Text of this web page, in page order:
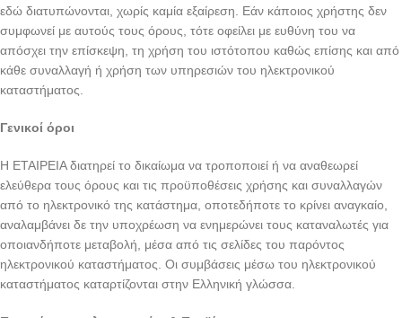
εδώ διατυπώνονται, χωρίς καμία εξαίρεση. Εάν κάποιος χρήστης δεν
συμφωνεί με αυτούς τους όρους, τότε οφείλει με ευθύνη του να
απόσχει την επίσκεψη, τη χρήση του ιστότοπου καθώς επίσης και από
κάθε συναλλαγή ή χρήση των υπηρεσιών του ηλεκτρονικού
καταστήματος.
Γενικοί όροι
Η ΕΤΑΙΡΕΙΑ διατηρεί το δικαίωμα να τροποποιεί ή να αναθεωρεί
ελεύθερα τoυς όρους και τις προϋποθέσεις χρήσης και συναλλαγών
από το ηλεκτρονικό της κατάστημα, οποτεδήποτε το κρίνει αναγκαίο,
αναλαμβάνει δε την υποχρέωση να ενημερώνει τους καταναλωτές για
οποιανδήποτε μεταβολή, μέσα από τις σελίδες του παρόντος
ηλεκτρονικού καταστήματος. Οι συμβάσεις μέσω του ηλεκτρονικού
καταστήματος καταρτίζονται στην Ελληνική γλώσσα.